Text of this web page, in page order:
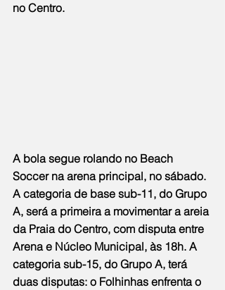
no Centro.
A bola segue rolando no Beach
Soccer na arena principal, no sábado.
A categoria de base sub-11, do Grupo
A, será a primeira a movimentar a areia
da Praia do Centro, com disputa entre
Arena e Núcleo Municipal, às 18h. A
categoria sub-15, do Grupo A, terá
duas disputas: o Folhinhas enfrenta o